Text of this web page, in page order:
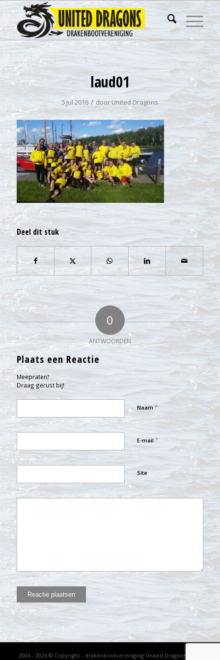
laud01
5 jul 2016 / doorUnited Dragons
Deel dit stuk
0
ANTWOORDEN
Plaats een Reactie
Meepraten?
Draag gerust bij!
Naam *
E-mail *
Site
2004 - 2026 © Copyright - drakenbootvereniging United Dragons - KVK